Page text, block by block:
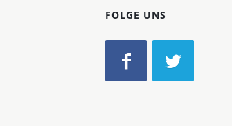
FOLGE UNS